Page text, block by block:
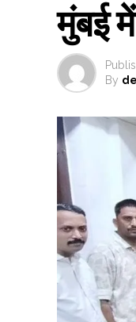
मुंबई
By